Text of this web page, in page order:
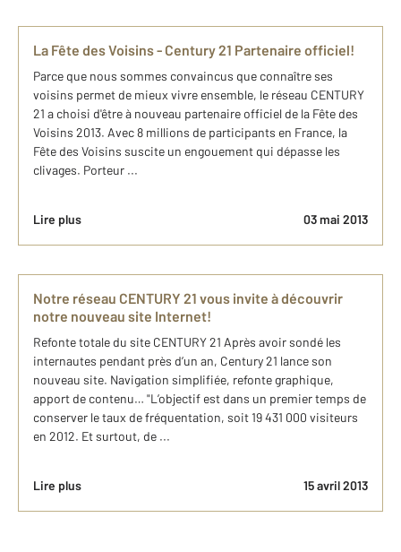
La Fête des Voisins - Century 21 Partenaire officiel!
Parce que nous sommes convaincus que connaître ses
voisins permet de mieux vivre ensemble, le réseau CENTURY
21 a choisi d'être à nouveau partenaire officiel de la Fête des
Voisins 2013. Avec 8 millions de participants en France, la
Fête des Voisins suscite un engouement qui dépasse les
clivages. Porteur ...
Lire plus 03 mai 2013
Notre réseau CENTURY 21 vous invite à découvrir
notre nouveau site Internet!
Refonte totale du site CENTURY 21 Après avoir sondé les
internautes pendant près d’un an, Century 21 lance son
nouveau site. Navigation simplifiée, refonte graphique,
apport de contenu… "L’objectif est dans un premier temps de
conserver le taux de fréquentation, soit 19 431 000 visiteurs
en 2012. Et surtout, de ...
Lire plus 15 avril 2013